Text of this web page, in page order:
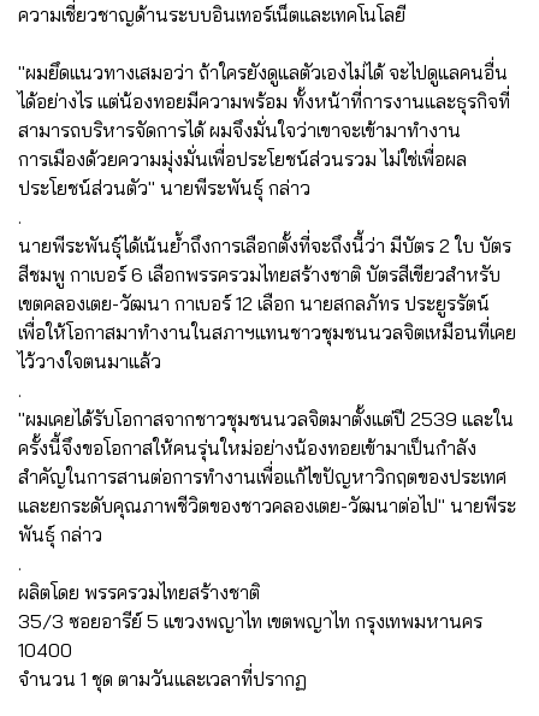
ความเชี่ยวชาญด้านระบบอินเทอร์เน็ตและเทคโนโลยี
"ผมยึดแนวทางเสมอว่า ถ้าใครยังดูแลตัวเองไม่ได้ จะไปดูแลคนอื่น
ได้อย่างไร แต่น้องทอยมีความพร้อม ทั้งหน้าที่การงานและธุรกิจที่
สามารถบริหารจัดการได้ ผมจึงมั่นใจว่าเขาจะเข้ามาทำงาน
การเมืองด้วยความมุ่งมั่นเพื่อประโยชน์ส่วนรวม ไม่ใช่เพื่อผล
ประโยชน์ส่วนตัว" นายพีระพันธุ์ กล่าว
.
นายพีระพันธุ์ได้เน้นย้ำถึงการเลือกตั้งที่จะถึงนี้ว่า มีบัตร 2 ใบ บัตร
สีชมพู กาเบอร์ 6 เลือกพรรครวมไทยสร้างชาติ บัตรสีเขียวสำหรับ
เขตคลองเตย-วัฒนา กาเบอร์ 12 เลือก นายสกลภัทร ประยูรรัตน์
เพื่อให้โอกาสมาทำงานในสภาฯแทนชาวชุมชนนวลจิตเหมือนที่เคย
ไว้วางใจตนมาแล้ว
.
"ผมเคยได้รับโอกาสจากชาวชุมชนนวลจิตมาตั้งแต่ปี 2539 และใน
ครั้งนี้จึงขอโอกาสให้คนรุ่นใหม่อย่างน้องทอยเข้ามาเป็นกำลัง
สำคัญในการสานต่อการทำงานเพื่อแก้ไขปัญหาวิกฤตของประเทศ
และยกระดับคุณภาพชีวิตของชาวคลองเตย-วัฒนาต่อไป" นายพีระ
พันธุ์ กล่าว
.
ผลิตโดย พรรครวมไทยสร้างชาติ
35/3 ซอยอารีย์ 5 แขวงพญาไท เขตพญาไท กรุงเทพมหานคร
10400
จำนวน 1 ชุด ตามวันและเวลาที่ปรากฏ